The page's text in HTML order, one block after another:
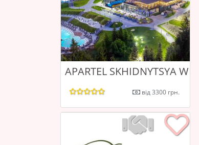
APARTEL SKHIDNYTSYA
від 3300 грн.